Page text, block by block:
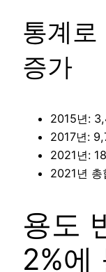
통계로
증가
2015년:
2017년:
2021년:
2021년
용도
2%에